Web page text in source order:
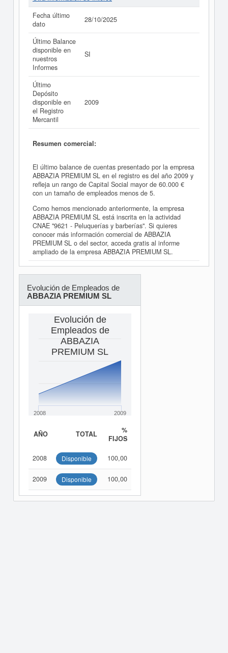
Fecha último
dato
28/10/2025
Último Balance
disponible en
nuestros
Informes
SI
Último
Depósito
disponible en
el Registro
Mercantil
2009
Resumen comercial:
El último balance de cuentas presentado por la empresa
ABBAZIA PREMIUM SL en el registro es del año 2009 y
refleja un rango de Capital Social mayor de 60.000 €
con un tamaño de empleados menos de 5.
Como hemos mencionado anteriormente, la empresa
ABBAZIA PREMIUM SL está inscrita en la actividad
CNAE "9621 - Peluquerías y barberías". Si quieres
conocer más información comercial de ABBAZIA
PREMIUM SL o del sector, acceda gratis al informe
ampliado de la empresa ABBAZIA PREMIUM SL.
Evolución de Empleados de
ABBAZIA PREMIUM SL
Evolución de
Empleados de
ABBAZIA
PREMIUM SL
2008 2009
AÑO TOTAL
%
FIJOS
2008 Disponible 100,00
2009 Disponible 100,00